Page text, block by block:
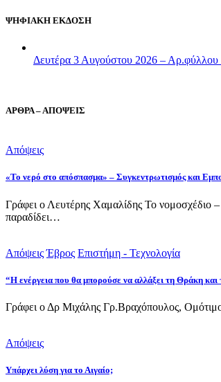
ΨΗΦΙΑΚΗ ΕΚΔΟΣΗ
Δευτέρα 3 Αυγούστου 2026 – Αρ.φύλλου
ΑΡΘΡΑ – ΑΠΟΨΕΙΣ
Απόψεις
«Το νερό στο απόσπασμα» – Συγκεντρωτισμός και
Γράφει ο Λευτέρης Χαμαλίδης Το νομοσχέδιο
παραδίδει…
Απόψεις Έβρος Επιστήμη - Τεχνολογία
“Η ενέργεια που θα μπορούσε να αλλάξει τη Θράκη
Γράφει ο Δρ Μιχάλης Γρ.Βραχόπουλος,
Απόψεις
Υπάρχει λύση για το Αιγαίο;